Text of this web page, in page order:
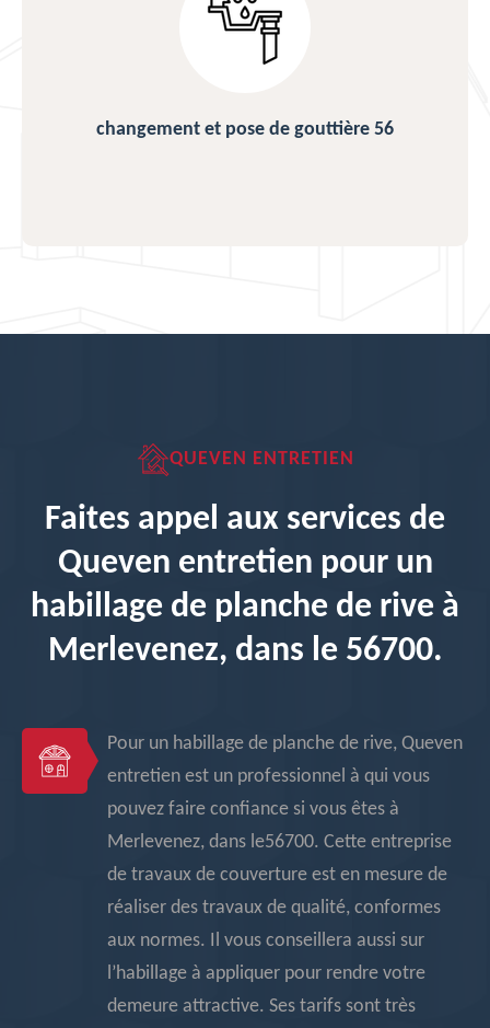
changement et pose de gouttière 56
QUEVEN ENTRETIEN
Faites appel aux services de
Queven entretien pour un
habillage de planche de rive à
Merlevenez, dans le 56700.
Pour un habillage de planche de rive, Queven
entretien est un professionnel à qui vous
pouvez faire confiance si vous êtes à
Merlevenez, dans le56700. Cette entreprise
de travaux de couverture est en mesure de
réaliser des travaux de qualité, conformes
aux normes. Il vous conseillera aussi sur
l’habillage à appliquer pour rendre votre
demeure attractive. Ses tarifs sont très